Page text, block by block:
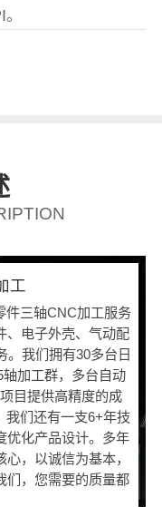
工
件三轴CNC加工服务
、电子外壳、气动配
。我们拥有30多台日
加工群，多台自动
目提供高精度的成
我们还有一支6+年技
优化产品设计。多年
，以诚信为基本，
们，您需要的质量都